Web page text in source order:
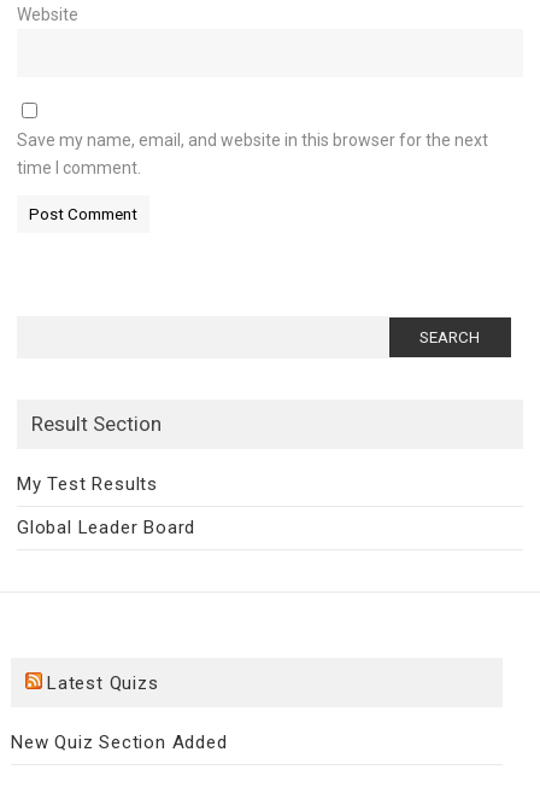
Website
Save my name, email, and website in this browser for the next
time I comment.
Result Section
My Test Results
Global Leader Board
Latest Quizs
New Quiz Section Added